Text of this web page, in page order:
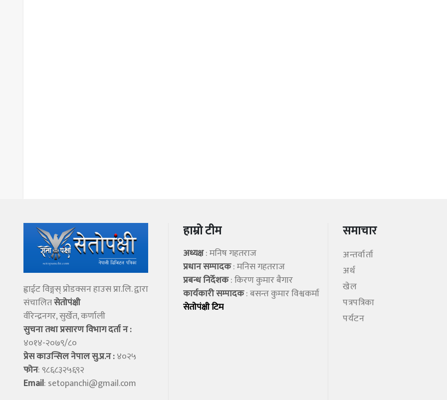
ह्वाईट विङ्गस् प्राेडक्सन हाउस प्रा.लि. द्वारा
संचालितसेताेपंक्षी
वीरेन्द्रनगर, सुर्खेत, कर्णाली
सुचना तथा प्रसारण विभाग दर्ता न :
४०१४-२०७९/८०
प्रेस काउन्सिल नेपाल सु.प्र.न :४०२५
फोन: ९८६८३२५६९२
Email: setopanchi@gmail.com
हाम्रो टीम
अध्यक्ष: मनिष गहतराज
प्रधान सम्पादक: मनिस गहतराज
प्रबन्ध निर्देशक: किरण कुमार बैगार
कार्यकारी सम्पादक: बसन्त कुमार विश्वकर्मा
सेताेपंक्षी टिम
समाचार
अन्तर्वार्ता
अर्थ
खेल
पत्रपत्रिका
पर्यटन